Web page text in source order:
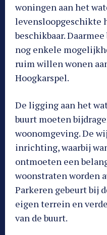
woningen aan het
levensloopgeschikte
beschikbaar.
nog enkele
ruim willen wonen
Hoogkarspel.
De ligging aan het
buurt moeten
woonomgeving. De
inrichting, waarbij
ontmoeten een
woonstraten worden
Parkeren gebeurt bij
eigen terrein en
van de buurt.